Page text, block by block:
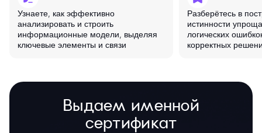
Узнаете, как эффективно
анализировать и строить
информационные модели, выделяя
ключевые элементы и связи
Разберётесь в
истинности
логических
корректных
Выдаем именной
сертификат